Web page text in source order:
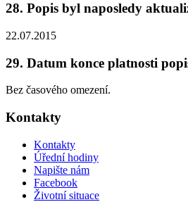
28. Popis byl naposledy
22.07.2015
29. Datum konce platnosti
Bez časového omezení.
Kontakty
Kontakty
Úřední hodiny
Napište nám
Facebook
Životní situace